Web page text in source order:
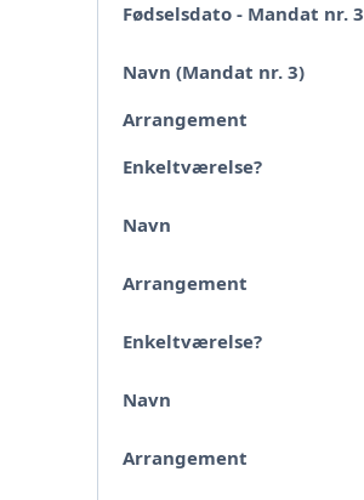
Fødselsdato - Mandat nr. 3
Navn (Mandat nr. 3)
Arrangement
Enkeltværelse?
Navn
Arrangement
Enkeltværelse?
Navn
Arrangement